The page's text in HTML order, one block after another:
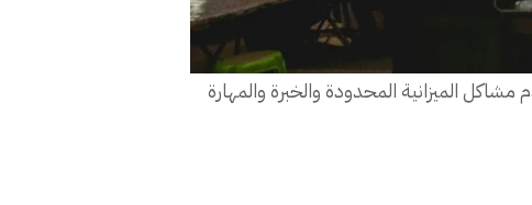
الميزانية المحدودة والخبرة والمهارة